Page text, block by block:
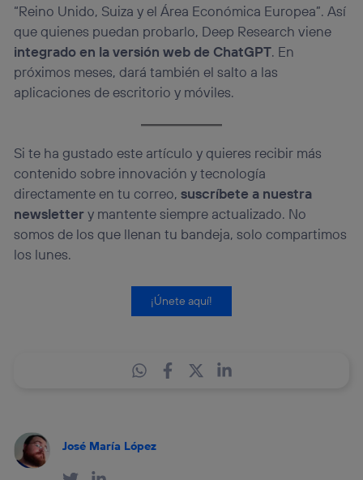
“Reino Unido, Suiza y el Área Económica Europea”. Así
que quienes puedan probarlo, Deep Research viene
integrado en la versión web de ChatGPT. En
próximos meses, dará también el salto a las
aplicaciones de escritorio y móviles.
Si te ha gustado este artículo y quieres recibir más
contenido sobre innovación y tecnología
directamente en tu correo,suscríbete a nuestra
newslettery mantente siempre actualizado. No
somos de los que llenan tu bandeja, solo compartimos
los lunes.
¡Únete aquí!
José María López